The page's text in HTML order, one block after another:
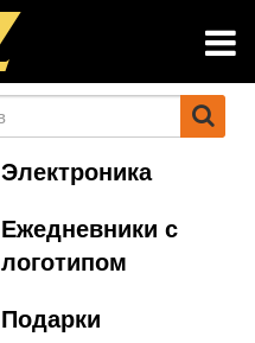
Электроника
Ежедневники с
логотипом
Подарки